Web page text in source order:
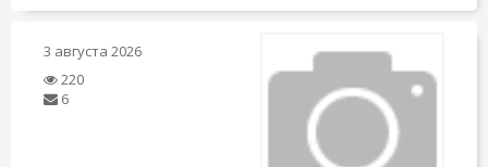
3 августа 2026
220
6